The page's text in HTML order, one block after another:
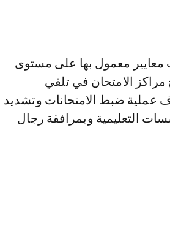
معمول بها على مستوى
الامتحان في تلقي
عملية ضبط الامتحانات وتشديد
التعليمية وبمرافقة رجال